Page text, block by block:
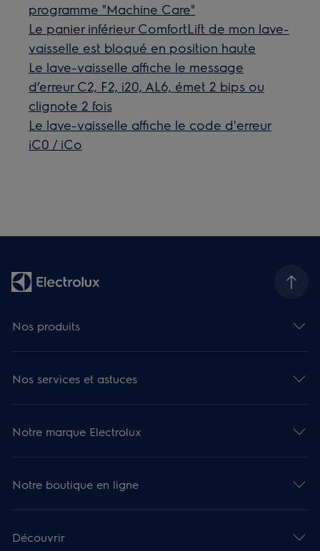
programme "Machine Care"
Le panier inférieur ComfortLift de mon lave-
vaisselle est bloqué en position haute
Le lave-vaisselle affiche le message
d’erreur C2, F2, i20, AL6, émet 2 bips ou
clignote 2 fois
Le lave-vaisselle affiche le code d'erreur
iC0 / iCo
Nos produits
Nos services et astuces
Notre marque Electrolux
Notre boutique en ligne
Découvrir